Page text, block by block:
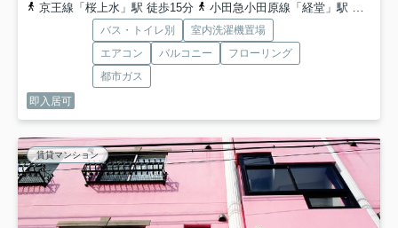
京王線「桜上水」駅 徒歩15分
小田急小田原線「経堂」駅 徒歩16分
バス・トイレ別
室内洗濯機置場
エアコン
バルコニー
フローリング
都市ガス
即入居可
賃貸マンション